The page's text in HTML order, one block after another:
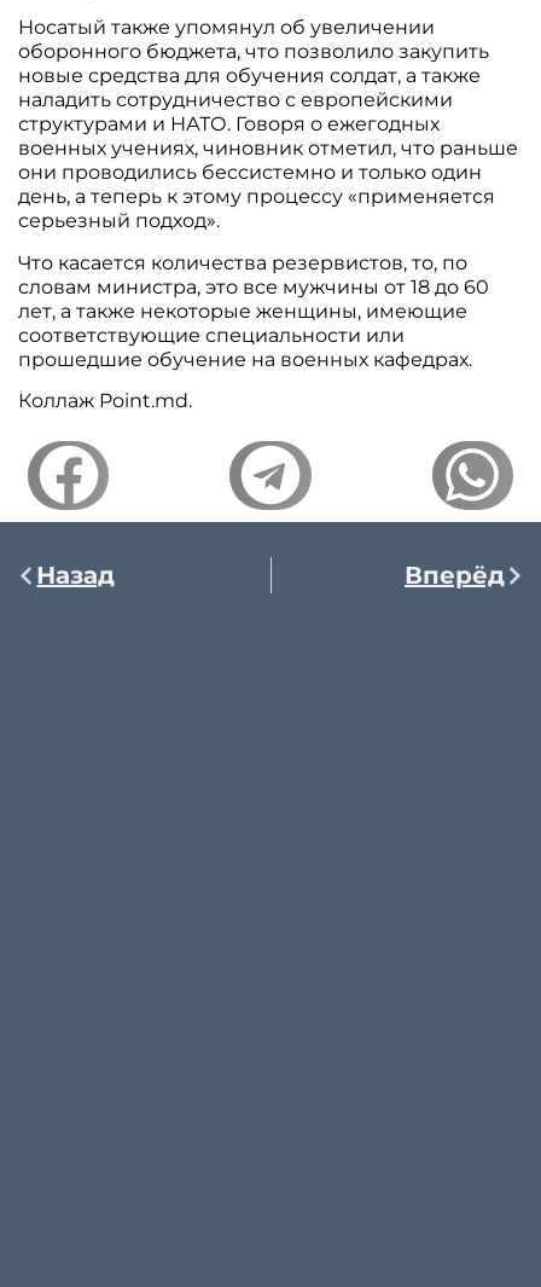
Носатый также упомянул об увеличении
оборонного бюджета, что позволило закупить
новые средства для обучения солдат, а также
наладить сотрудничество с европейскими
структурами и НАТО. Говоря о ежегодных
военных учениях, чиновник отметил, что раньше
они проводились бессистемно и только один
день, а теперь к этому процессу «применяется
серьезный подход».
Что касается количества резервистов, то, по
словам министра, это все мужчины от 18 до 60
лет, а также некоторые женщины, имеющие
соответствующие специальности или
прошедшие обучение на военных кафедрах.
Коллаж Point.md.
Назад Вперёд